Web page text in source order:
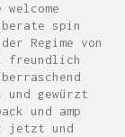
spin
Regime von
freundlich
gewürzt
und amp
jetzt und